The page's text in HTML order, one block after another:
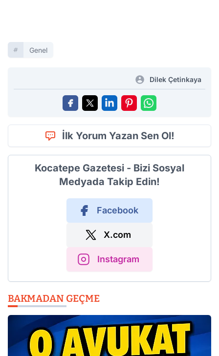
Genel
Dilek Çetinkaya
İlk Yorum Yazan Sen Ol!
Kocatepe Gazetesi - Bizi Sosyal
Medyada Takip Edin!
Facebook
X.com
Instagram
BAKMADAN GEÇME